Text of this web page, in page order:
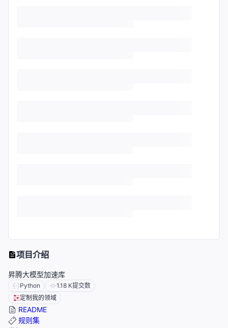
项目介绍
昇腾大模型加速库
Python 1.18 K提交数
定制我的领域
README
规则集